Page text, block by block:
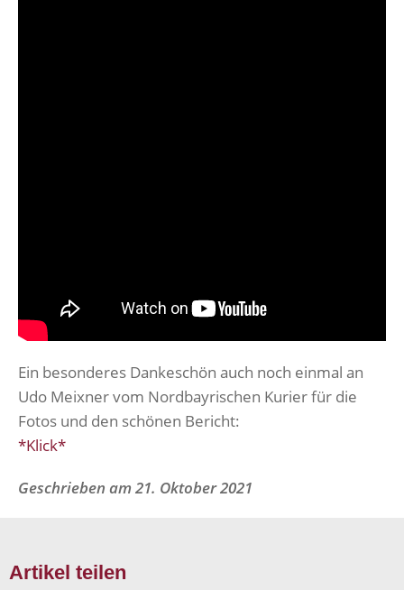
Ein besonderes Dankeschön auch noch einmal an
Udo Meixner vom Nordbayrischen Kurier für die
Fotos und den schönen Bericht:
*Klick*
Geschrieben am21. Oktober 2021
Artikel teilen